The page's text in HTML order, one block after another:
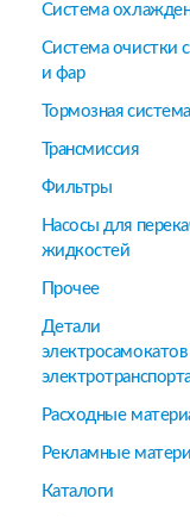
Система
Система очистки
и фар
Тормозная система
Трансмиссия
Фильтры
Насосы для
жидкостей
Прочее
Детали
электросамокатов
Расходные
Рекламные
Каталоги